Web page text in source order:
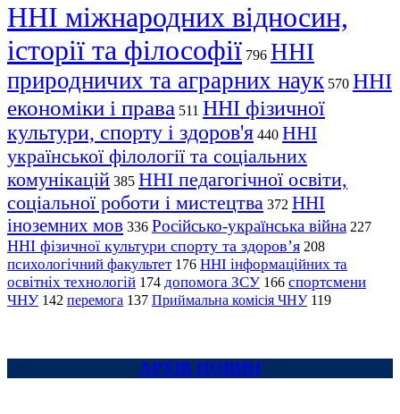
ННІ міжнародних відносин,
історії та філософії 796 ННІ
природничих та аграрних наук 570 ННІ
економіки і права 511 ННІ фізичної
культури, спорту і здоров'я 440 ННІ
української філології та соціальних
комунікацій 385 ННІ педагогічної освіти,
соціальної роботи і мистецтва 372 ННІ
іноземних мов 336 Російсько-українська війна 227
ННІ фізичної культури спорту та здоров’я 208
психологічний факультет 176 ННІ інформаційних та
освітніх технологій 174 допомога ЗСУ 166 спортсмени
ЧНУ 142 перемога 137 Приймальна комісія ЧНУ 119
АРХІВ НОВИН